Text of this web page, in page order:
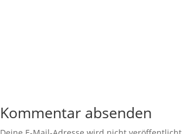
Kommentar absenden